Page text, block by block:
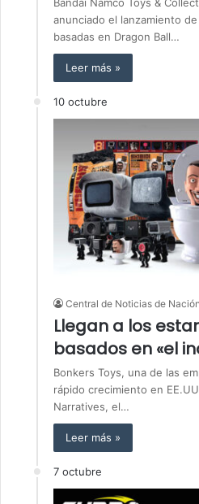
Bandai Namco Toys &
anunciado el lanzamiento
basadas en Dragon Ball…
Leer más »
10 octubre
Central de Noticias de
Llegan a los
basados ​​en «el
Bonkers Toys, una de las
rápido crecimiento en
Narratives, el…
Leer más »
7 octubre